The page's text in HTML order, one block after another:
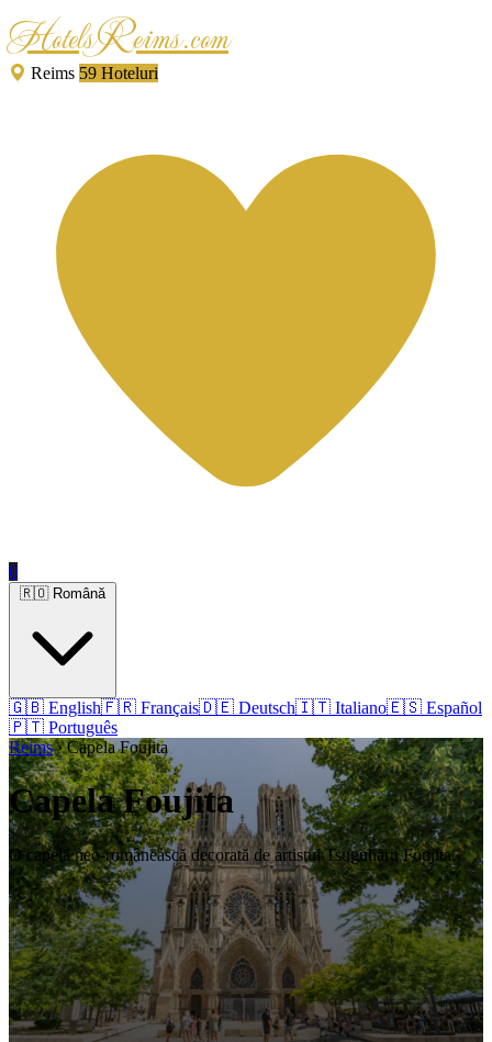
HotelsReims.com
Reims 59 Hoteluri
0
🇷🇴 Română
🇬🇧 English🇫🇷 Français🇩🇪 Deutsch🇮🇹 Italiano🇪🇸 Español
🇵🇹 Português
Reims› Capela Foujita
Capela Foujita
O capelă neo-românească decorată de artistul Tsuguharu Foujita.